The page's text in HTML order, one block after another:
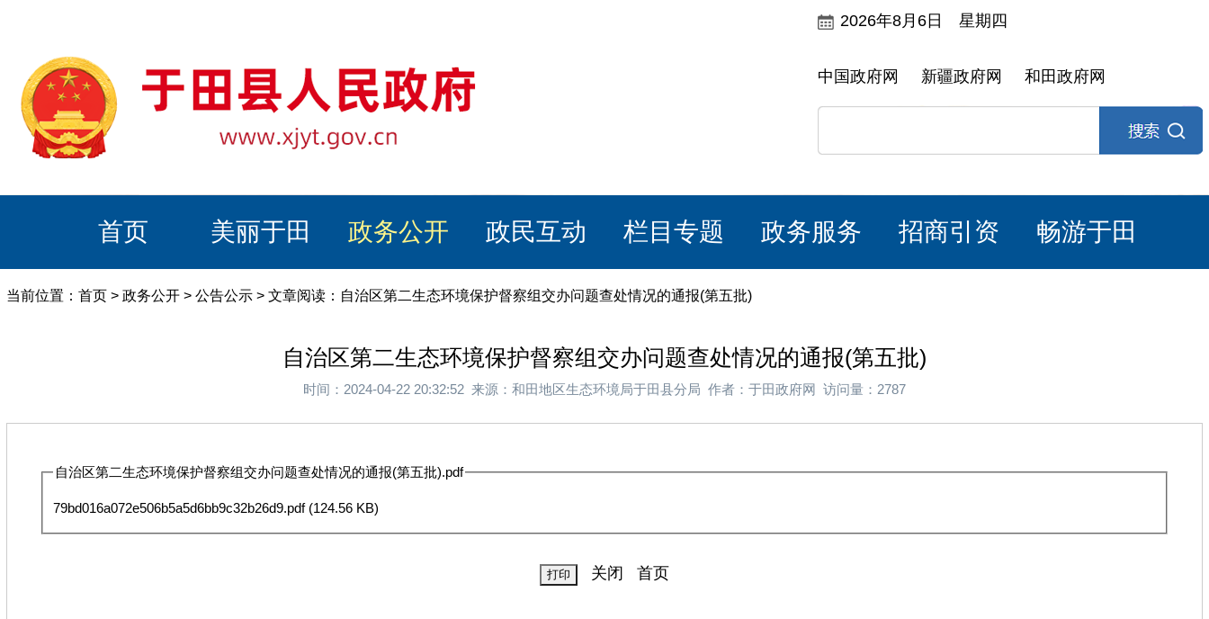
2026年8月6日 星期四
中国政府网 新疆政府网 和田政府网
首页 美丽于田 政务公开 政民互动 栏目专题 政务服务 招商引资 畅游于田
当前位置： 首页 > 政务公开 > 公告公示 > 文章阅读：自治区第二生态环境保护督察组交办问题查处情况的通报(第五批)
自治区第二生态环境保护督察组交办问题查处情况的通报(第五批)
时间：2024-04-22 20:32:52 来源：和田地区生态环境局于田县分局 作者：于田政府网 访问量：2787
自治区第二生态环境保护督察组交办问题查处情况的通报(第五批).pdf
79bd016a072e506b5a5d6bb9c32b26d9.pdf(124.56 KB)
关闭 首页